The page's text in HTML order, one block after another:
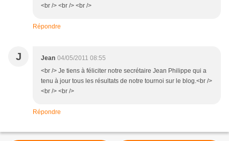
<br /> <br /> <br />
Répondre
J Jean 04/05/2011 08:55
<br /> Je tiens à féliciter notre secrétaire Jean Philippe qui a
tenu à jour tous les résultats de notre tournoi sur le blog.<br />
<br /> <br />
Répondre